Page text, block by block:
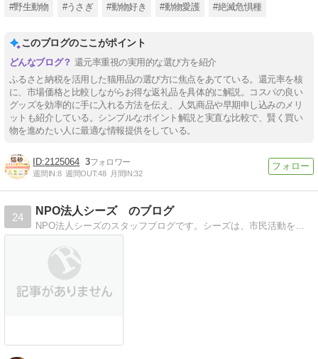
#野生動物 #うさぎ #動物好き #動物愛護 #絶滅危惧種
このブログのここがポイント
還元率重視の実用的な選び方を紹介
ふるさと納税を活用した猫用品の選び方に焦点をあてている。還元率を核
に、市場価格と比較しながらお得な返礼品を具体的に解説。コスパの良い
グッズを効率的に手に入れる方法を伝え、人気商品や早期申し込みのメリ
ットも紹介している。シンプルなポイント解説と実直な比較で、賢く買い
物を進めたい人に最適な情報提供をしている。
2125064 3
週間IN:8 週間OUT:48 月間IN:32
24
NPO法人シーズ のブログ